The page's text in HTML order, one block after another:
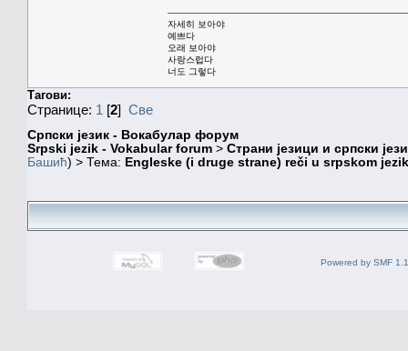
자세히 보아야
예쁘다
오래 보아야
사랑스럽다
너도 그렇다
Тагови:
Странице: 1 [2] Све
Српски језик - Вокабулар форум
Srpski jezik - Vokabular forum > Страни језици и српски
Башић) > Тема: Engleske (i druge strane) reči u srpskom
Powered by SMF